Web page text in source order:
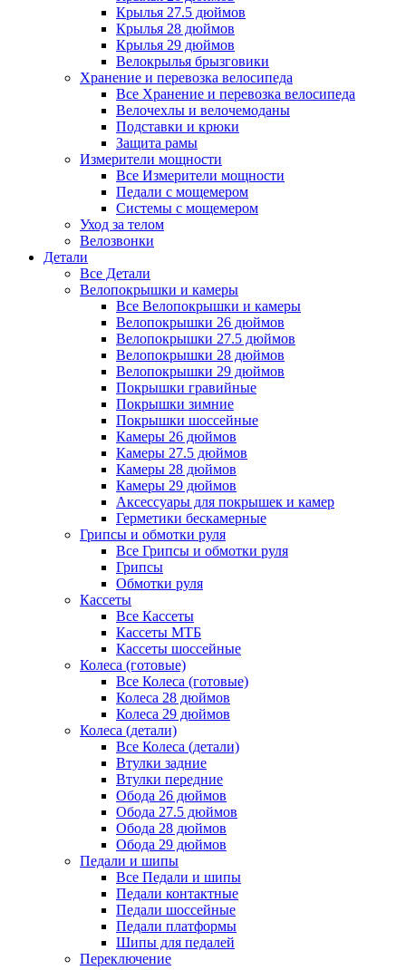
Крылья 27.5 дюймов
Крылья 28 дюймов
Крылья 29 дюймов
Велокрылья брызговики
Хранение и перевозка велосипеда
Все Хранение и перевозка велосипеда
Велочехлы и велочемоданы
Подставки и крюки
Защита рамы
Измерители мощности
Все Измерители мощности
Педали с мощемером
Системы с мощемером
Уход за телом
Велозвонки
Детали
Все Детали
Велопокрышки и камеры
Все Велопокрышки и камеры
Велопокрышки 26 дюймов
Велопокрышки 27.5 дюймов
Велопокрышки 28 дюймов
Велопокрышки 29 дюймов
Покрышки гравийные
Покрышки зимние
Покрышки шоссейные
Камеры 26 дюймов
Камеры 27.5 дюймов
Камеры 28 дюймов
Камеры 29 дюймов
Аксессуары для покрышек и камер
Герметики бескамерные
Грипсы и обмотки руля
Все Грипсы и обмотки руля
Грипсы
Обмотки руля
Кассеты
Все Кассеты
Кассеты МТБ
Кассеты шоссейные
Колеса (готовые)
Все Колеса (готовые)
Колеса 28 дюймов
Колеса 29 дюймов
Колеса (детали)
Все Колеса (детали)
Втулки задние
Втулки передние
Обода 26 дюймов
Обода 27.5 дюймов
Обода 28 дюймов
Обода 29 дюймов
Педали и шипы
Все Педали и шипы
Педали контактные
Педали шоссейные
Педали платформы
Шипы для педалей
Переключение